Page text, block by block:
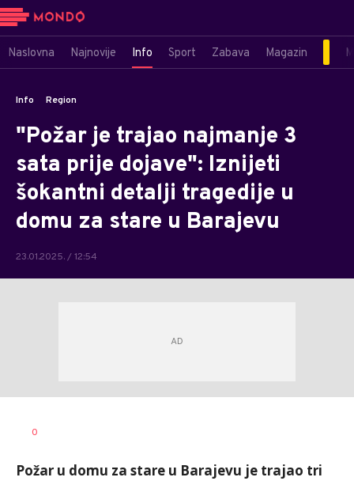
Naslovna Najnovije Info Sport Zabava Magazin
Info Region
"Požar je trajao najmanje 3
sata prije dojave": Iznijeti
šokantni detalji tragedije u
domu za stare u Barajevu
23.01.2025. / 12:54
AUTOR
0
Požar u domu za stare u Barajevu je trajao tri